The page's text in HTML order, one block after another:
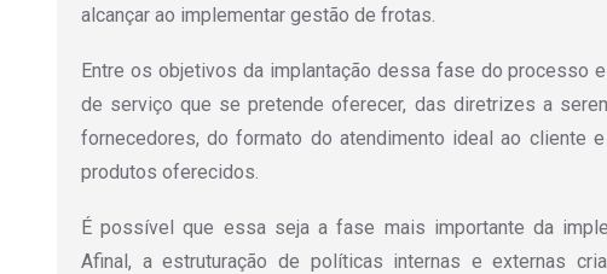
alcançar ao implementar gestão de frotas.
Entre os objetivos da implantação dessa fase do processo
de serviço que se pretende oferecer, das diretrizes a
fornecedores, do formato do atendimento ideal ao cliente
produtos oferecidos.
É possível que essa seja a fase mais importante da
Afinal, a estruturação de políticas internas e externas